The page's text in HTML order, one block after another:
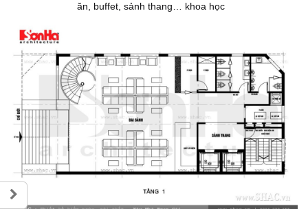
ăn, buffet, sảnh thang… khoa học